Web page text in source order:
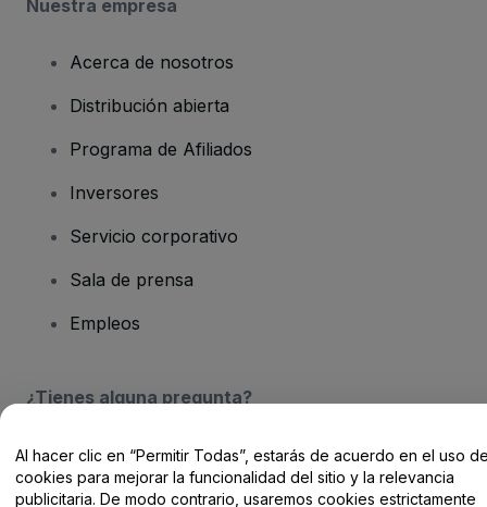
Nuestra empresa
Acerca de nosotros
Distribución abierta
Programa de Afiliados
Inversores
Servicio corporativo
Sala de prensa
Empleos
¿Tienes alguna pregunta?
Centro de Ayuda / Contacto
Al hacer clic en “Permitir Todas”, estarás de acuerdo en el uso
cookies para mejorar la funcionalidad del sitio y la relevancia
publicitaria. De modo contrario, usaremos cookies estrictamente